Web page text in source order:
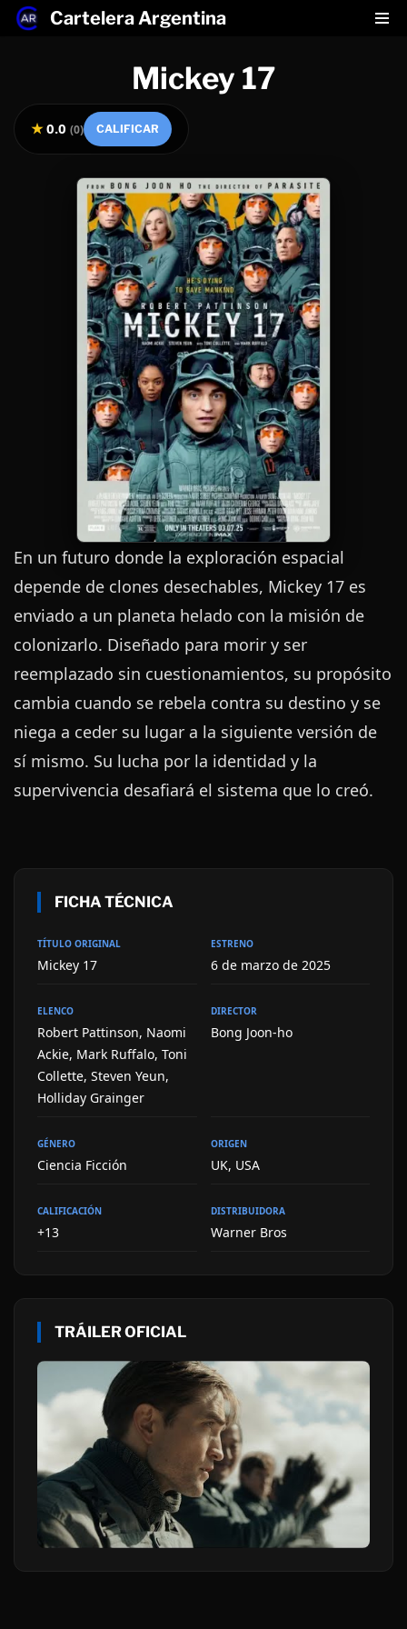
Cartelera Argentina
Mickey 17
★ 0.0 (0) CALIFICAR
En un futuro donde la exploración espacial
depende de clones desechables, Mickey 17 es
enviado a un planeta helado con la misión de
colonizarlo. Diseñado para morir y ser
reemplazado sin cuestionamientos, su propósito
cambia cuando se rebela contra su destino y se
niega a ceder su lugar a la siguiente versión de
sí mismo. Su lucha por la identidad y la
supervivencia desafiará el sistema que lo creó.
FICHA TÉCNICA
TÍTULO ORIGINAL
Mickey 17
ESTRENO
6 de marzo de 2025
ELENCO
Robert Pattinson, Naomi
Ackie, Mark Ruffalo, Toni
Collette, Steven Yeun,
Holliday Grainger
DIRECTOR
Bong Joon-ho
GÉNERO
Ciencia Ficción
ORIGEN
UK, USA
CALIFICACIÓN
+13
DISTRIBUIDORA
Warner Bros
TRÁILER OFICIAL